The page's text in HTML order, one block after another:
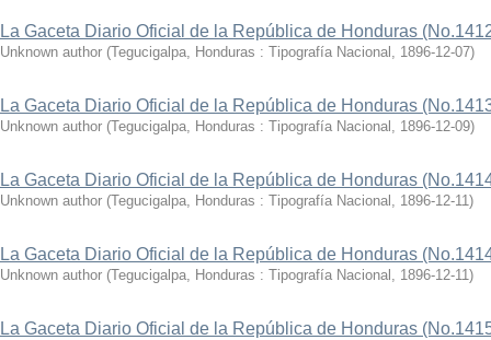
La Gaceta Diario Oficial de la República de Honduras
Unknown author (Tegucigalpa, Honduras : Tipografía Nacional , 1896-12-07)
La Gaceta Diario Oficial de la República de Honduras
Unknown author (Tegucigalpa, Honduras : Tipografía Nacional , 1896-12-09)
La Gaceta Diario Oficial de la República de Honduras
Unknown author (Tegucigalpa, Honduras : Tipografía Nacional , 1896-12-11)
La Gaceta Diario Oficial de la República de Honduras
Unknown author (Tegucigalpa, Honduras : Tipografía Nacional , 1896-12-11)
La Gaceta Diario Oficial de la República de Honduras